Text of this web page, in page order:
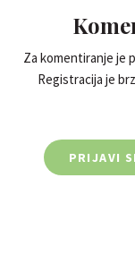
Za komentiranje je
Registracija je
PRIJAVI